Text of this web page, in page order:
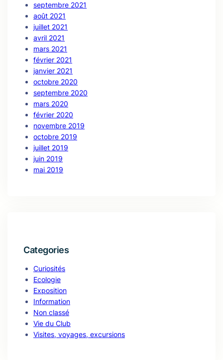
septembre 2021
août 2021
juillet 2021
avril 2021
mars 2021
février 2021
janvier 2021
octobre 2020
septembre 2020
mars 2020
février 2020
novembre 2019
octobre 2019
juillet 2019
juin 2019
mai 2019
Categories
Curiosités
Ecologie
Exposition
Information
Non classé
Vie du Club
Visites, voyages, excursions